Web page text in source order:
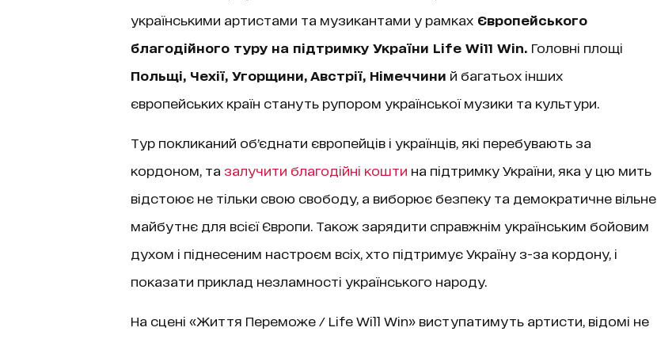
українськими артистами та музикантами у рамкахЄвропейського
благодійного туру на підтримку України Life Will Win. Головні площі
Польщі, Чехії, Угорщини, Австрії, Німеччини й багатьох інших
європейських країн стануть рупором української музики та культури.
Тур покликаний обʼєднати європейців і українців, які перебувають за
кордоном, та залучити благодійні кошти на підтримку України, яка у цю мить
відстоює не тільки свою свободу, а виборює безпеку та демократичне вільне
майбутнє для всієї Європи. Також зарядити справжнім українським бойовим
духом і піднесеним настроєм всіх, хто підтримує Україну з-за кордону, і
показати приклад незламності українського народу.
На сцені «Життя Переможе / Life Will Win» виступатимуть артисти, відомі не